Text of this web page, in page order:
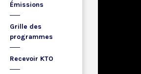
Émissions
Grille des
programmes
Recevoir KTO